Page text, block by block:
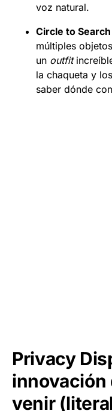
voz natural.
Circle to
múltiples
un outfit
la chaqueta y
saber dónde
Privacy
innovación
venir